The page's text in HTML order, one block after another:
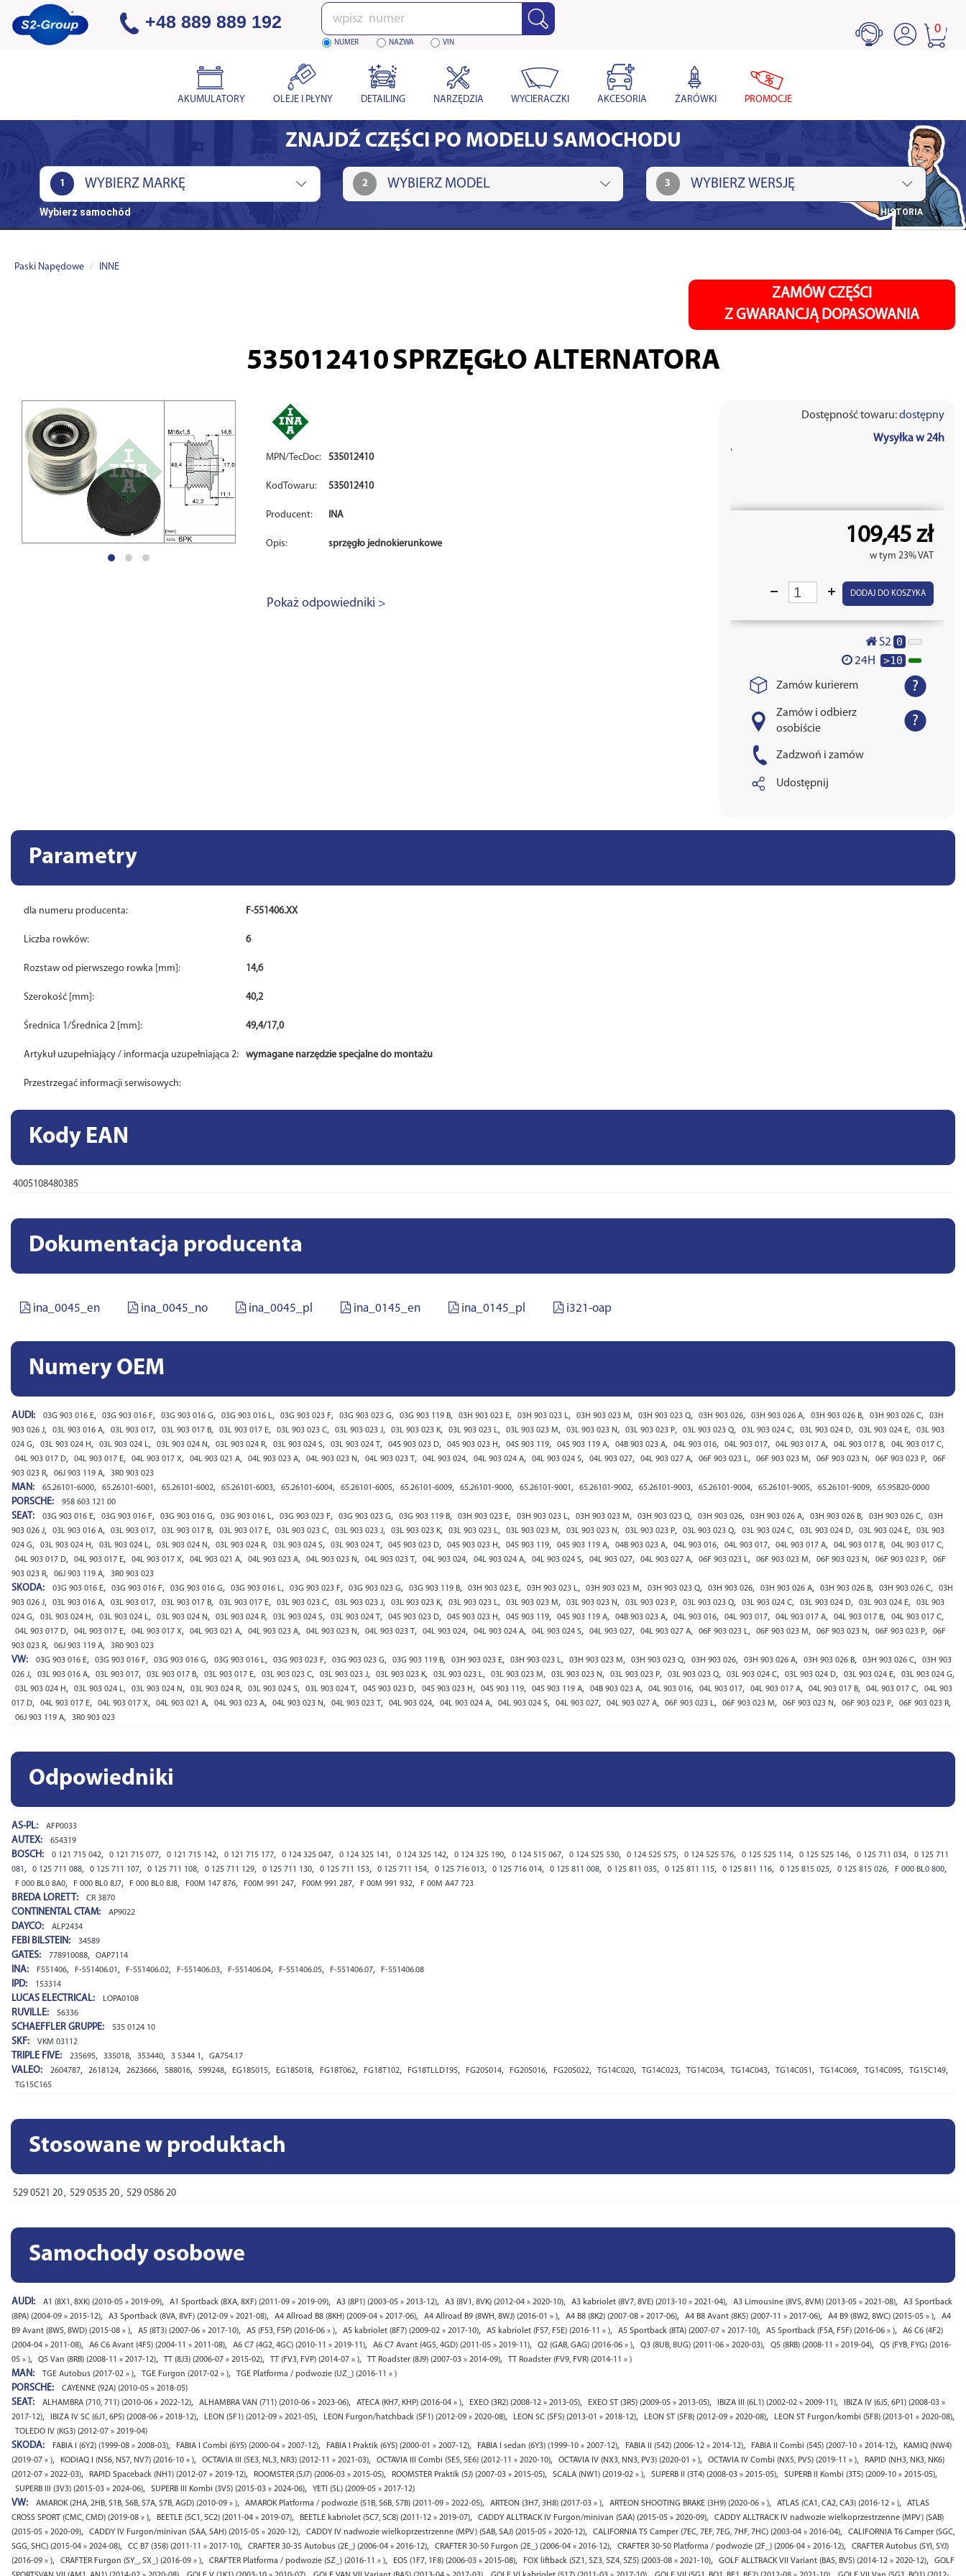
+48 889 889 192 Wpisz
numer
NUMER NAZWA VIN
0
AKUMULATORY OLEJE I PŁYNY DETAILING NARZĘDZIA WYCIERACZKI AKCESORIA ŻARÓWKI PROMOCJE
ZNAJDŹ CZĘŚCI PO MODELU SAMOCHODU
1 2 3
Wybierz samochód HISTORIA
Paski Napędowe INNE
ZAMÓW CZĘŚCI
Z GWARANCJĄ DOPASOWANIA
535012410SPRZĘGŁO ALTERNATORA
MPN/TecDoc: 535012410
KodTowaru: 535012410
Producent: INA
Opis: sprzęgło jednokierunkowe
Pokaż odpowiedniki >
Dostępność towaru:dostępny
Wysyłka w 24h
'
109,45 zł
w tym 23% VAT
DODAJ DO KOSZYKA
S2 0
24H >10
Zamów kurierem
Zamów i odbierz
osobiście
Zadzwoń i zamów
Udostępnij
Parametry
dla numeru producenta: F-551406.XX
Liczba rowków: 6
Rozstaw od pierwszego rowka [mm]: 14,6
Szerokość [mm]: 40,2
Średnica 1/Średnica 2 [mm]: 49,4/17,0
Artykuł uzupełniający / informacja uzupełniająca 2: wymagane narzędzie specjalne do montażu
Przestrzegać informacji serwisowych:
Kody EAN
4005108480385
Dokumentacja producenta
ina_0045_en ina_0045_no ina_0045_pl ina_0145_en ina_0145_pl i321-oap
Numery OEM
AUDI: 03G 903 016 E, 03G 903 016 F, 03G 903 016 G, 03G 903 016 L, 03G 903 023 F, 03G 903 023 G, 03G 903 119 B, 03H 903 023 E, 03H 903 023 L, 03H 903 023 M, 03H 903 023 Q, 03H 903 026, 03H 903 026 A, 03H 903 026 B, 03H 903 026 C,
03H
903 026 J, 03L 903 016 A, 03L 903 017, 03L 903 017 B, 03L 903 017 E, 03L 903 023 C, 03L 903 023 J, 03L 903 023 K, 03L 903 023 L, 03L 903 023 M, 03L 903 023 N, 03L 903 023 P, 03L 903 023 Q, 03L 903 024 C, 03L 903 024 D, 03L 903 024 E,
03L 903
024 G, 03L 903 024 H, 03L 903 024 L, 03L 903 024 N, 03L 903 024 R, 03L 903 024 S, 03L 903 024 T, 045 903 023 D, 045 903 023 H, 045 903 119, 045 903 119 A, 04B 903 023 A, 04L 903 016, 04L 903 017, 04L 903 017 A, 04L 903 017 B, 04L 903 017 C,
04L 903 017 D, 04L 903 017 E, 04L 903 017 X, 04L 903 021 A, 04L 903 023 A, 04L 903 023 N, 04L 903 023 T, 04L 903 024, 04L 903 024 A, 04L 903 024 S, 04L 903 027, 04L 903 027 A, 06F 903 023 L, 06F 903 023 M, 06F 903 023 N, 06F 903 023 P,
06F
903 023 R, 06J 903 119 A, 3R0 903 023
MAN: 65.26101-6000, 65.26101-6001 , 65.26101-6002, 65.26101-6003, 65.26101-6004, 65.26101-6005, 65.26101-6009, 65.26101-9000, 65.26101-9001 , 65.26101-9002, 65.26101-9003, 65.26101-9004, 65.26101-9005, 65.26101-9009, 65.95820-0000
PORSCHE: 958 603 121 00
SEAT: 03G 903 016 E, 03G 903 016 F, 03G 903 016 G, 03G 903 016 L, 03G 903 023 F, 03G 903 023 G, 03G 903 119 B, 03H 903 023 E, 03H 903 023 L, 03H 903 023 M, 03H 903 023 Q, 03H 903 026, 03H 903 026 A, 03H 903 026 B, 03H 903 026 C,
03H
903 026 J, 03L 903 016 A, 03L 903 017, 03L 903 017 B, 03L 903 017 E, 03L 903 023 C, 03L 903 023 J, 03L 903 023 K, 03L 903 023 L, 03L 903 023 M, 03L 903 023 N, 03L 903 023 P, 03L 903 023 Q, 03L 903 024 C, 03L 903 024 D, 03L 903 024 E,
03L 903
024 G, 03L 903 024 H, 03L 903 024 L, 03L 903 024 N, 03L 903 024 R, 03L 903 024 S, 03L 903 024 T, 045 903 023 D, 045 903 023 H, 045 903 119, 045 903 119 A, 04B 903 023 A, 04L 903 016, 04L 903 017, 04L 903 017 A, 04L 903 017 B, 04L 903 017 C,
04L 903 017 D, 04L 903 017 E, 04L 903 017 X, 04L 903 021 A, 04L 903 023 A, 04L 903 023 N, 04L 903 023 T, 04L 903 024, 04L 903 024 A, 04L 903 024 S, 04L 903 027, 04L 903 027 A, 06F 903 023 L, 06F 903 023 M, 06F 903 023 N, 06F 903 023 P,
06F
903 023 R, 06J 903 119 A, 3R0 903 023
SKODA: 03G 903 016 E, 03G 903 016 F, 03G 903 016 G, 03G 903 016 L, 03G 903 023 F, 03G 903 023 G, 03G 903 119 B, 03H 903 023 E, 03H 903 023 L, 03H 903 023 M, 03H 903 023 Q, 03H 903 026, 03H 903 026 A, 03H 903 026 B, 03H 903 026 C,
03H
903 026 J, 03L 903 016 A, 03L 903 017, 03L 903 017 B, 03L 903 017 E, 03L 903 023 C, 03L 903 023 J, 03L 903 023 K, 03L 903 023 L, 03L 903 023 M, 03L 903 023 N, 03L 903 023 P, 03L 903 023 Q, 03L 903 024 C, 03L 903 024 D, 03L 903 024 E,
03L 903
024 G, 03L 903 024 H, 03L 903 024 L, 03L 903 024 N, 03L 903 024 R, 03L 903 024 S, 03L 903 024 T, 045 903 023 D, 045 903 023 H, 045 903 119, 045 903 119 A, 04B 903 023 A, 04L 903 016, 04L 903 017, 04L 903 017 A, 04L 903 017 B, 04L 903 017 C,
04L 903 017 D, 04L 903 017 E, 04L 903 017 X, 04L 903 021 A, 04L 903 023 A, 04L 903 023 N, 04L 903 023 T, 04L 903 024, 04L 903 024 A, 04L 903 024 S, 04L 903 027, 04L 903 027 A, 06F 903 023 L, 06F 903 023 M, 06F 903 023 N, 06F 903 023 P,
06F
903 023 R, 06J 903 119 A, 3R0 903 023
VW: 03G 903 016 E, 03G 903 016 F, 03G 903 016 G, 03G 903 016 L, 03G 903 023 F, 03G 903 023 G, 03G 903 119 B, 03H 903 023 E, 03H 903 023 L, 03H 903 023 M, 03H 903 023 Q, 03H 903 026, 03H 903 026 A, 03H 903 026 B, 03H 903 026 C,
03H 903
026 J, 03L 903 016 A, 03L 903 017, 03L 903 017 B, 03L 903 017 E, 03L 903 023 C, 03L 903 023 J, 03L 903 023 K, 03L 903 023 L, 03L 903 023 M, 03L 903 023 N, 03L 903 023 P, 03L 903 023 Q, 03L 903 024 C, 03L 903 024 D, 03L 903 024 E, 03L 903 024 G,
03L 903 024 H, 03L 903 024 L, 03L 903 024 N, 03L 903 024 R, 03L 903 024 S, 03L 903 024 T, 045 903 023 D, 045 903 023 H, 045 903 119, 045 903 119 A, 04B 903 023 A, 04L 903 016, 04L 903 017, 04L 903 017 A, 04L 903 017 B, 04L 903 017 C,
04L 903
017 D, 04L 903 017 E, 04L 903 017 X, 04L 903 021 A, 04L 903 023 A, 04L 903 023 N, 04L 903 023 T, 04L 903 024, 04L 903 024 A, 04L 903 024 S, 04L 903 027, 04L 903 027 A, 06F 903 023 L, 06F 903 023 M, 06F 903 023 N, 06F 903 023 P, 06F 903 023 R,
06J 903 119 A, 3R0 903 023
Odpowiedniki
AS-PL: AFP0033
AUTEX: 654319
BOSCH: 0 121 715 042, 0 121 715 077, 0 121 715 142, 0 121 715 177, 0 124 325 047, 0 124 325 141 , 0 124 325 142, 0 124 325 190, 0 124 515 067, 0 124 525 530, 0 124 525 575, 0 124 525 576, 0 125 525 114, 0 125 525 146, 0 125 711 034,
0 125 711
081 , 0 125 711 088, 0 125 711 107, 0 125 711 108, 0 125 711 129, 0 125 711 130, 0 125 711 153, 0 125 711 154, 0 125 716 013, 0 125 716 014, 0 125 811 008, 0 125 811 035, 0 125 811 115, 0 125 811 116, 0 125 815 025, 0 125 815 026, F 000 BL0 800,
F 000 BL0 8A0, F 000 BL0 8J7, F 000 BL0 8J8, F00M 147 876, F00M 991 247, F00M 991 287, F 00M 991 932, F 00M A47 723
BREDA LORETT: CR 3870
CONTINENTAL CTAM: AP9022
DAYCO: ALP2434
FEBI BILSTEIN: 34589
GATES: 778910088, OAP7114
INA: F551406, F-551406.01 , F-551406.02, F-551406.03, F-551406.04, F-551406.05, F-551406.07, F-551406.08
IPD: 153314
LUCAS ELECTRICAL: LOPA0108
RUVILLE: 56336
SCHAEFFLER GRUPPE: 535 0124 10
SKF: VKM 03112
TRIPLE FIVE: 235695, 335018, 353440, 3 5344 1 , GA754.17
VALEO: 2604787, 2618124, 2623666, 588016, 599248, EG18S015, EG18S018, FG18T062, FG18T102, FG18TLLD195, FG20S014, FG20S016, FG20S022, TG14C020, TG14C023, TG14C034, TG14C043, TG14C051 , TG14C069, TG14C095, TG15C149,
TG15C165
Stosowane w produktach
529 0521 20, 529 0535 20, 529 0586 20
Samochody osobowe
AUDI: A1 (8X1, 8XK) (2010-05 » 2019-09), A1 Sportback (8XA, 8XF) (2011-09 » 2019-09), A3 (8P1) (2003-05 » 2013-12), A3 (8V1, 8VK) (2012-04 » 2020-10), A3 kabriolet (8V7, 8VE) (2013-10 » 2021-04), A3 Limousine (8VS, 8VM) (2013-05 » 2021-08),
A3 Sportback
(8PA) (2004-09 » 2015-12), A3 Sportback (8VA, 8VF) (2012-09 » 2021-08), A4 Allroad B8 (8KH) (2009-04 » 2017-06), A4 Allroad B9 (8WH, 8WJ) (2016-01 » ), A4 B8 (8K2) (2007-08 » 2017-06), A4 B8 Avant (8K5) (2007-11 » 2017-06), A4 B9 (8W2, 8WC) (2015-05 » ),
A4
B9 Avant (8W5, 8WD) (2015-08 » ), A5 (8T3) (2007-06 » 2017-10), A5 (F53, F5P) (2016-06 » ), A5 kabriolet (8F7) (2009-02 » 2017-10), A5 kabriolet (F57, F5E) (2016-11 » ), A5 Sportback (8TA) (2007-07 » 2017-10), A5 Sportback (F5A, F5F) (2016-06 » ),
A6 C6 (4F2)
(2004-04 » 2011-08), A6 C6 Avant (4F5) (2004-11 » 2011-08), A6 C7 (4G2, 4GC) (2010-11 » 2019-11), A6 C7 Avant (4G5, 4GD) (2011-05 » 2019-11), Q2 (GAB, GAG) (2016-06 » ), Q3 (8UB, 8UG) (2011-06 » 2020-03), Q5 (8RB) (2008-11 » 2019-04),
Q5 (FYB, FYG) (2016-
05 » ), Q5 Van (8RB) (2008-11 » 2017-12), TT (8J3) (2006-07 » 2015-02), TT (FV3, FVP) (2014-07 » ), TT Roadster (8J9) (2007-03 » 2014-09), TT Roadster (FV9, FVR) (2014-11 » )
MAN: TGE Autobus (2017-02 » ), TGE Furgon (2017-02 » ), TGE Platforma / podwozie (UZ_) (2016-11 » )
PORSCHE: CAYENNE (92A) (2010-05 » 2018-05)
SEAT: ALHAMBRA (710, 711) (2010-06 » 2022-12), ALHAMBRA VAN (711) (2010-06 » 2023-06), ATECA (KH7, KHP) (2016-04 » ), EXEO (3R2) (2008-12 » 2013-05), EXEO ST (3R5) (2009-05 » 2013-05), IBIZA III (6L1) (2002-02 » 2009-11),
IBIZA IV (6J5, 6P1) (2008-03 »
2017-12), IBIZA IV SC (6J1, 6P5) (2008-06 » 2018-12), LEON (5F1) (2012-09 » 2021-05), LEON Furgon/hatchback (5F1) (2012-09 » 2020-08), LEON SC (5F5) (2013-01 » 2018-12), LEON ST (5F8) (2012-09 » 2020-08), LEON ST Furgon/kombi (5F8) (2013-01 » 2020-08),
TOLEDO IV (KG3) (2012-07 » 2019-04)
SKODA: FABIA I (6Y2) (1999-08 » 2008-03), FABIA I Combi (6Y5) (2000-04 » 2007-12), FABIA I Praktik (6Y5) (2000-01 » 2007-12), FABIA I sedan (6Y3) (1999-10 » 2007-12), FABIA II (542) (2006-12 » 2014-12), FABIA II Combi (545) (2007-10 » 2014-12),
KAMIQ (NW4)
(2019-07 » ), KODIAQ I (NS6, NS7, NV7) (2016-10 » ), OCTAVIA III (5E3, NL3, NR3) (2012-11 » 2021-03), OCTAVIA III Combi (5E5, 5E6) (2012-11 » 2020-10), OCTAVIA IV (NX3, NN3, PV3) (2020-01 » ), OCTAVIA IV Combi (NX5, PV5) (2019-11 » ),
RAPID (NH3, NK3, NK6)
(2012-07 » 2022-03), RAPID Spaceback (NH1) (2012-07 » 2019-12), ROOMSTER (5J7) (2006-03 » 2015-05), ROOMSTER Praktik (5J) (2007-03 » 2015-05), SCALA (NW1) (2019-02 » ), SUPERB II (3T4) (2008-03 » 2015-05), SUPERB II Kombi (3T5) (2009-10 » 2015-05),
SUPERB III (3V3) (2015-03 » 2024-06), SUPERB III Kombi (3V5) (2015-03 » 2024-06), YETI (5L) (2009-05 » 2017-12)
VW: AMAROK (2HA, 2HB, S1B, S6B, S7A, S7B, AGD) (2010-09 » ), AMAROK Platforma / podwozie (S1B, S6B, S7B) (2011-09 » 2022-05), ARTEON (3H7, 3H8) (2017-03 » ), ARTEON SHOOTING BRAKE (3H9) (2020-06 » ), ATLAS (CA1, CA2, CA3) (2016-12 » ),
ATLAS
CROSS SPORT (CMC, CMD) (2019-08 » ), BEETLE (5C1, 5C2) (2011-04 » 2019-07), BEETLE kabriolet (5C7, 5C8) (2011-12 » 2019-07), CADDY ALLTRACK IV Furgon/minivan (SAA) (2015-05 » 2020-09),
CADDY ALLTRACK IV nadwozie wielkoprzestrzenne (MPV) (SAB)
(2015-05 » 2020-09), CADDY IV Furgon/minivan (SAA, SAH) (2015-05 » 2020-12), CADDY IV nadwozie wielkoprzestrzenne (MPV) (SAB, SAJ) (2015-05 » 2020-12), CALIFORNIA T5 Camper (7EC, 7EF, 7EG, 7HF, 7HC) (2003-04 » 2016-04),
CALIFORNIA T6 Camper (SGC,
SGG, SHC) (2015-04 » 2024-08), CC B7 (358) (2011-11 » 2017-10), CRAFTER 30-35 Autobus (2E_) (2006-04 » 2016-12), CRAFTER 30-50 Furgon (2E_) (2006-04 » 2016-12), CRAFTER 30-50 Platforma / podwozie (2F_) (2006-04 » 2016-12),
CRAFTER Autobus (SYI, SYJ)
(2016-09 » ), CRAFTER Furgon (SY_, SX_) (2016-09 » ), CRAFTER Platforma / podwozie (SZ_) (2016-11 » ), EOS (1F7, 1F8) (2006-03 » 2015-08), FOX liftback (5Z1, 5Z3, 5Z4, 5Z5) (2003-08 » 2021-10), GOLF ALLTRACK VII Variant (BA5, BV5) (2014-12 » 2020-12),
GOLF